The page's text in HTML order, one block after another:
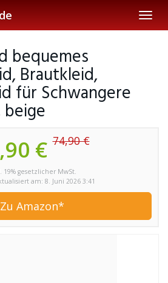
bequemes
Brautkleid,
für Schwangere
€74,90 €
19% gesetzlicher MwSt.
am: 8. Juni 2026 3:41
Zu Amazon*